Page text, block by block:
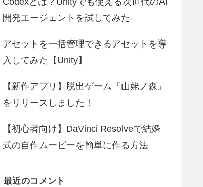
開発エージェントを試してみた
アセットを一括管理できるアセットを導
入してみた【Unity】
【新作アプリ】脱出ゲーム『山姥ノ森』
をリリースしました！
【初心者向け】DaVinci Resolveで結婚
式の自作ムービーを簡単に作る方法
最近のコメント